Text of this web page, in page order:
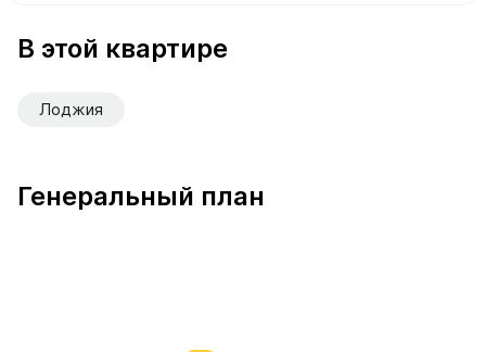
В этой квартире
Лоджия
Генеральный план